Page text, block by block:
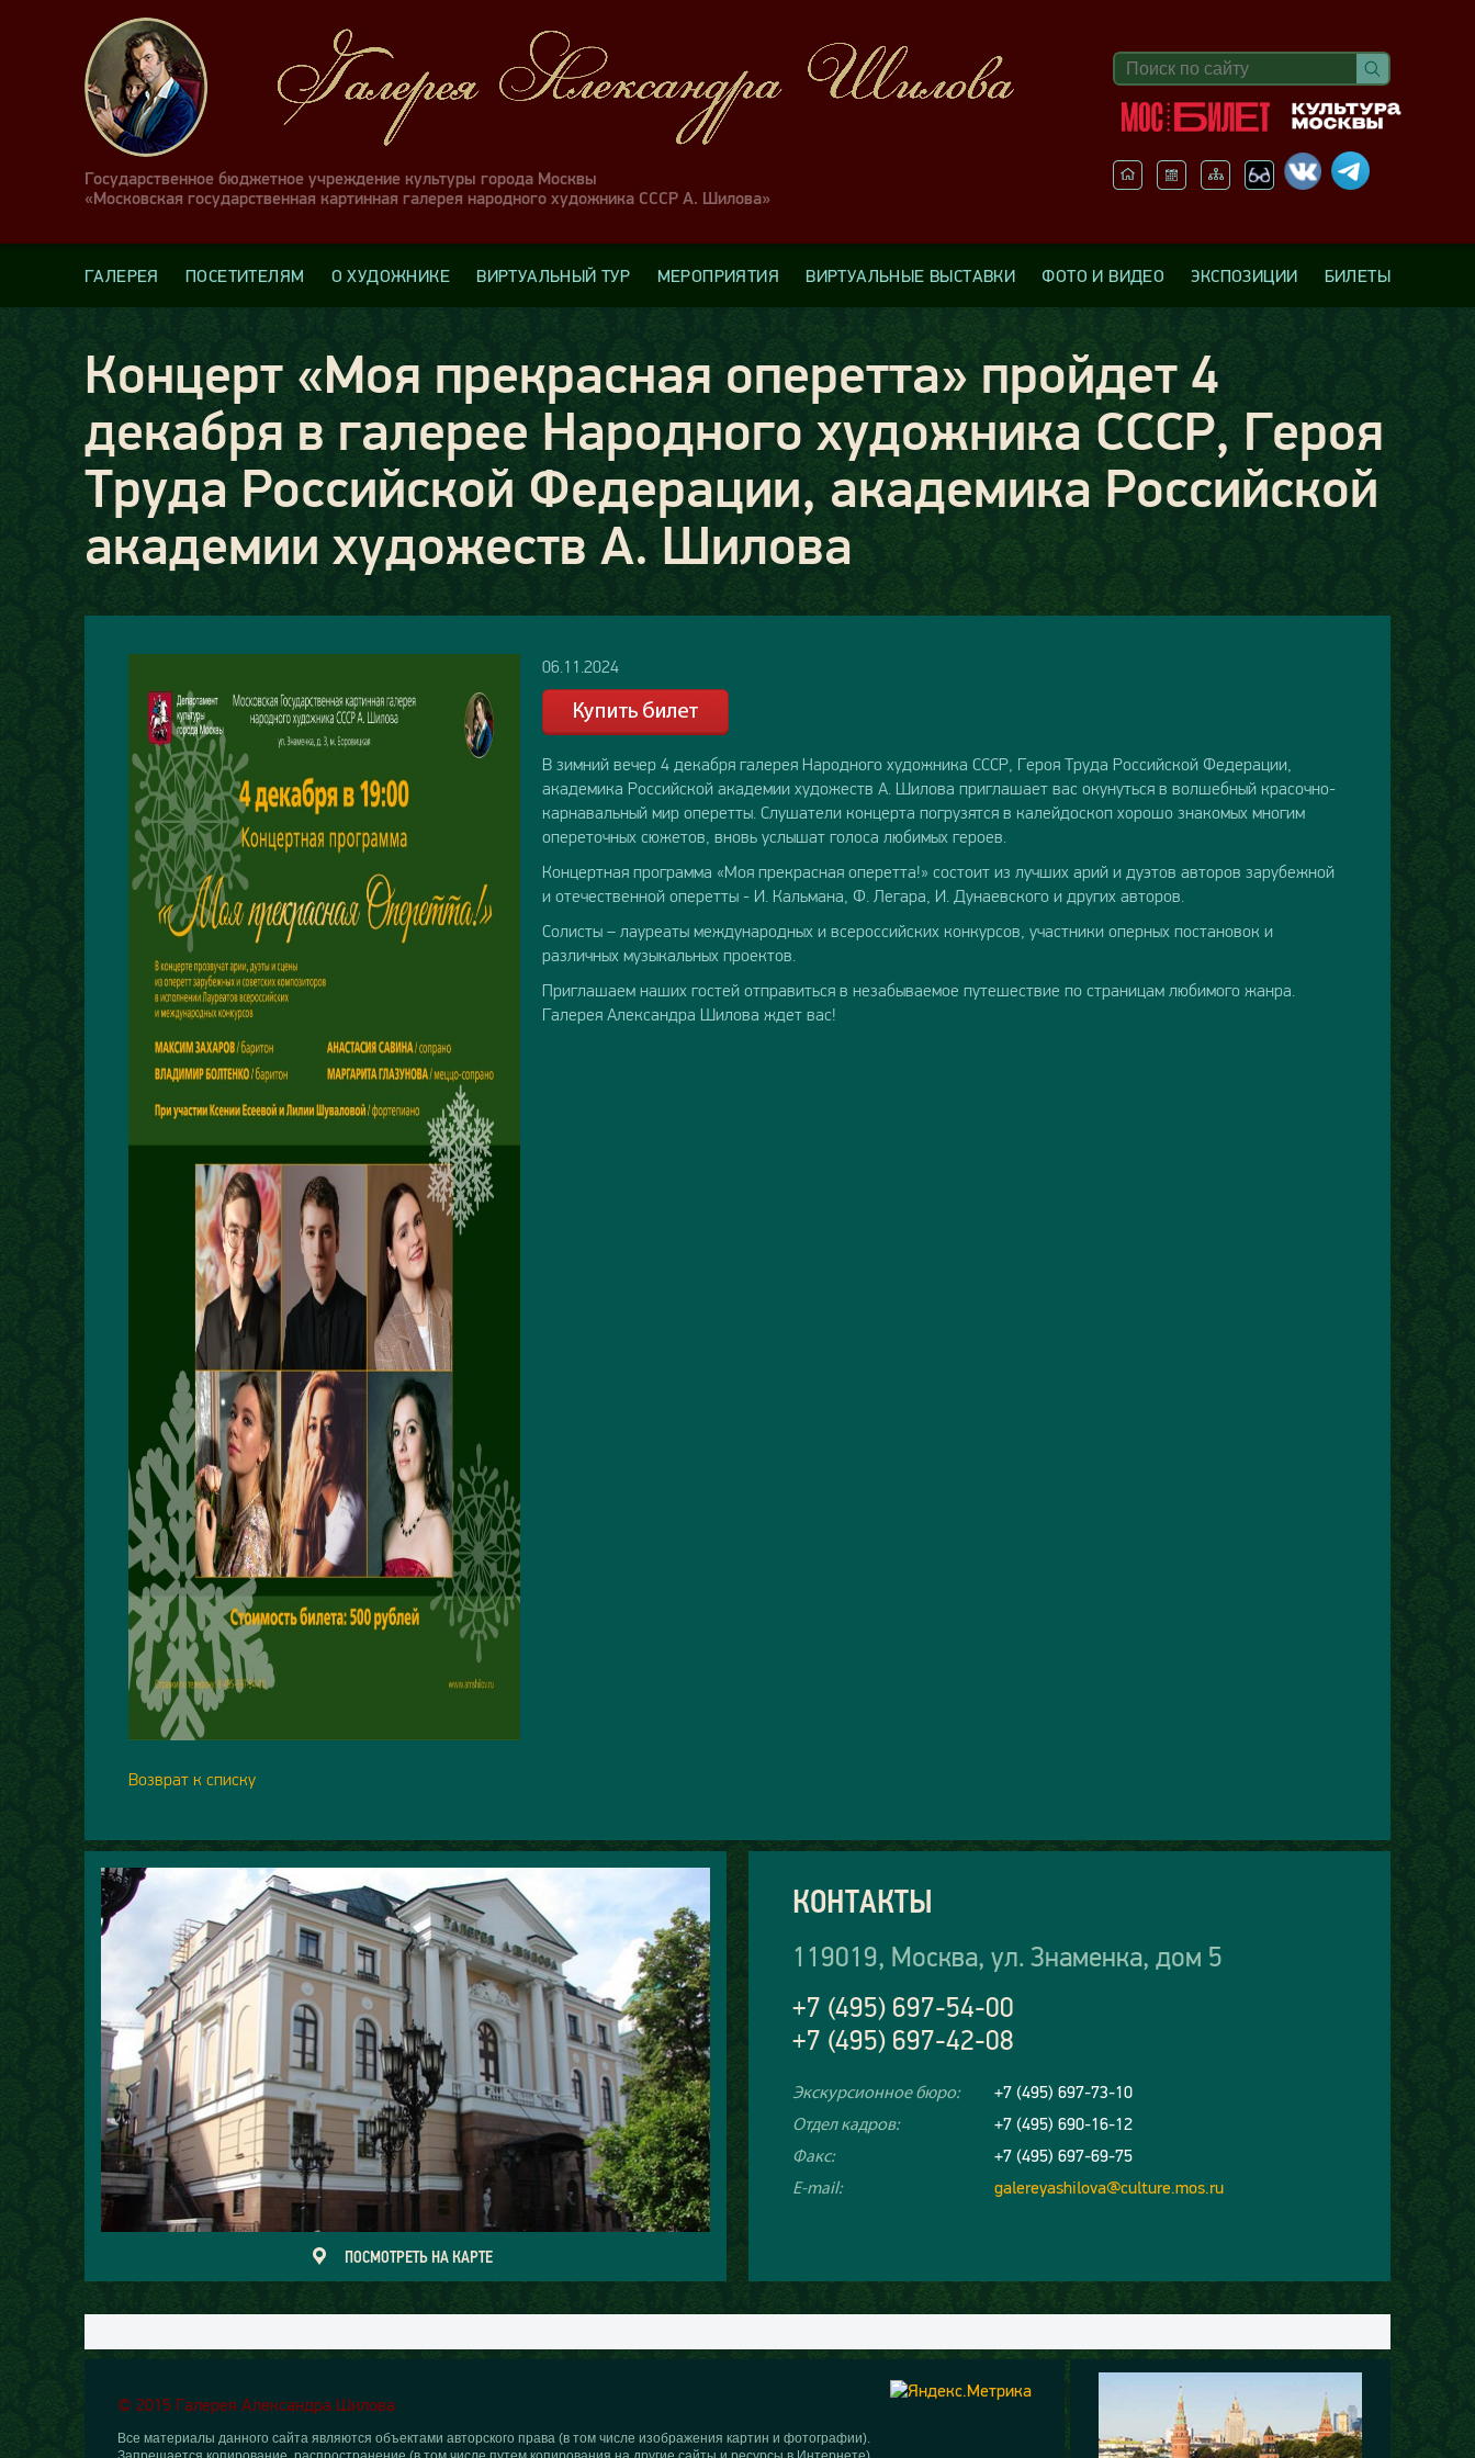
Государственное бюджетное учреждение культуры города Москвы
«Московская государственная картинная галерея народного художника СССР А. Шилова»
ГАЛЕРЕЯ ПОСЕТИТЕЛЯМ О ХУДОЖНИКЕ ВИРТУАЛЬНЫЙ ТУР МЕРОПРИЯТИЯ ВИРТУАЛЬНЫЕ ВЫСТАВКИ ФОТО И ВИДЕО ЭКСПОЗИЦИИ БИЛЕТЫ
Концерт «Моя прекрасная оперетта» пройдет 4
декабря в галерее Народного художника СССР, Героя
Труда Российской Федерации, академика Российской
академии художеств А. Шилова
06.11.2024
В зимний вечер 4 декабря галерея Народного художника СССР, Героя Труда Российской Федерации,
академика Российской академии художеств А. Шилова приглашает вас окунуться в волшебный красочно-
карнавальный мир оперетты. Слушатели концерта погрузятся в калейдоскоп хорошо знакомых многим
опереточных сюжетов, вновь услышат голоса любимых героев.
Концертная программа «Моя прекрасная оперетта!» состоит из лучших арий и дуэтов авторов зарубежной
и отечественной оперетты - И. Кальмана, Ф. Легара, И. Дунаевского и других авторов.
Солисты – лауреаты международных и всероссийских конкурсов, участники оперных постановок и
различных музыкальных проектов.
Приглашаем наших гостей отправиться в незабываемое путешествие по страницам любимого жанра.
Галерея Александра Шилова ждет вас!
Возврат к списку
ПОСМОТРЕТЬ НА КАРТЕ
КОНТАКТЫ
119019, Москва, ул. Знаменка, дом 5
+7 (495) 697-54-00
+7 (495) 697-42-08
Экскурсионное бюро: +7 (495) 697-73-10
Отдел кадров: +7 (495) 690-16-12
Факс: +7 (495) 697-69-75
E-mail: galereyashilova@culture.mos.ru
© 2015 Галерея Александра Шилова
Все материалы данного сайта являются объектами авторского права (в том числе изображения картин и фотографии).